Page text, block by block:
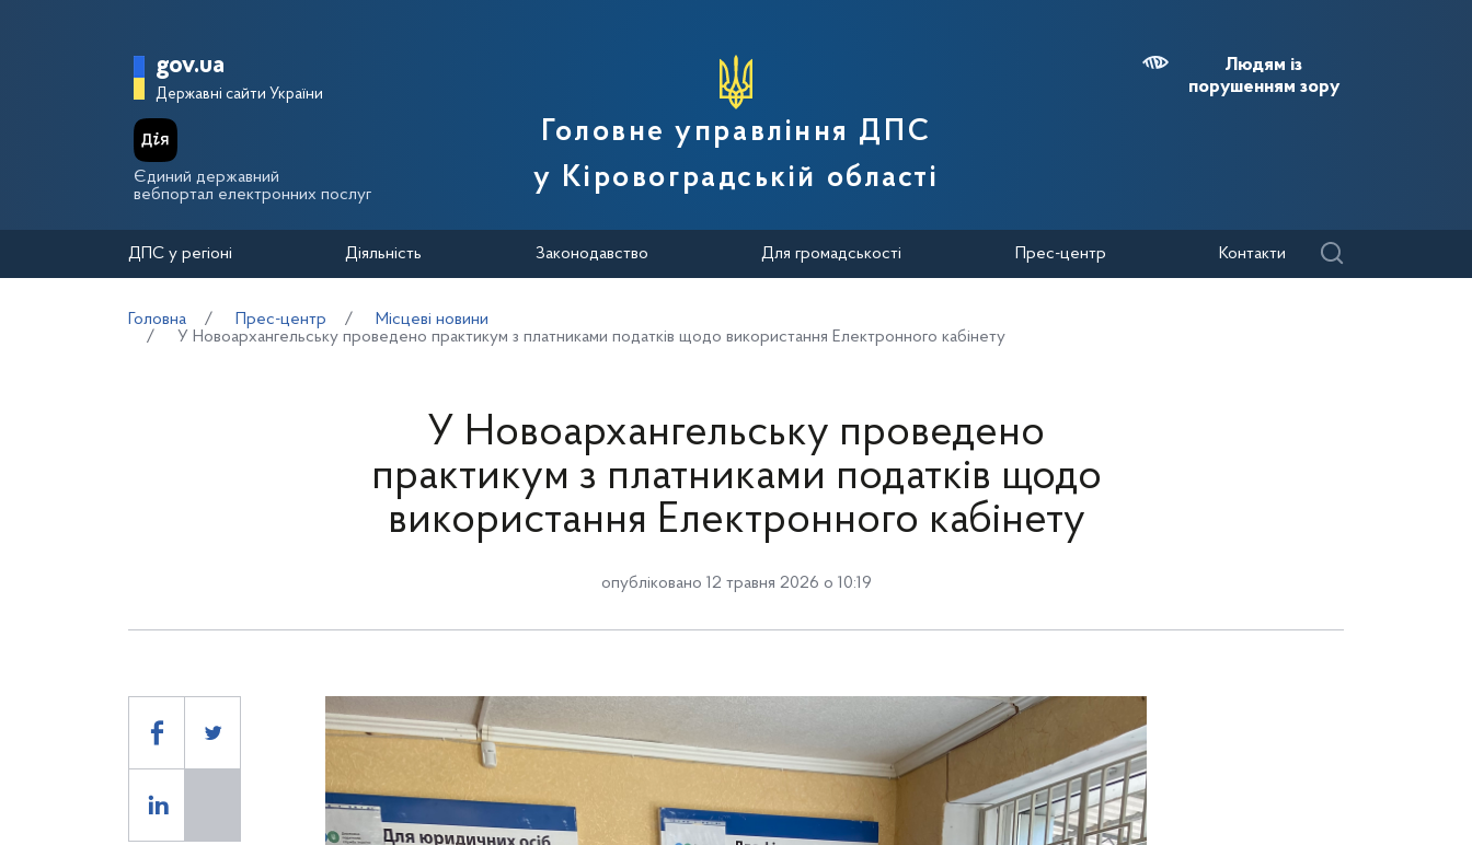
Головна сторінка Державної податкової служби України
gov.ua
Державні сайти України
Єдиний державний
вебпортал електронних послуг
Головне управління ДПС
у Кіровоградській області
Людям із
порушенням зору
ДПС у регіоні Діяльність Законодавство Для громадськості Прес-центр Контакти
Головна Прес-центр
Місцеві новини
У Новоархангельську проведено практикум з платниками податків щодо використання Електронного кабінету
У Новоархангельську проведено
практикум з платниками податків щодо
використання Електронного кабінету
опубліковано 12 травня 2026 о 10:19